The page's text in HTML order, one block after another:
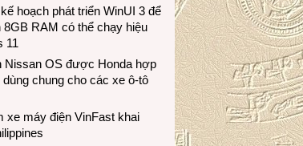
hoạch phát triển WinUI 3 để
8GB RAM có thể chạy hiệu
11
Nissan OS được Honda hợp
dùng chung cho các xe ô-tô
xe máy điện VinFast khai